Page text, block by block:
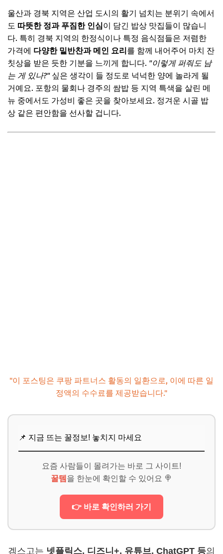
울산과 경북 지역은 산업 도시의 활기 넘치는 분위기 속에서
도 따뜻한 정과 푸짐한 인심이 담긴 밥상 맛집들이 많습니
다. 특히 경북 지역의 한정식이나 특정 음식점들은 저렴한
가격에 다양한 밑반찬과 메인 요리를 함께 내어주어 마치 잔
칫상을 받은 듯한 기분을 느끼게 합니다. "이렇게 퍼줘도 남
는 게 있나?"싶은 생각이 들 정도로 넉넉한 양에 놀라게 될
거예요. 포항의 물회나 경주의 쌈밥 등 지역 특색을 살린 메
뉴 중에서도 가성비 좋은 곳을 찾아보세요. 정겨운 시골 밥
상 같은 편안함을 선사할 겁니다.
"이 포스팅은 쿠팡 파트너스 활동의 일환으로, 이에 따른 일
정액의 수수료를 제공받습니다."
📌 지금 뜨는 꿀정보! 놓치지 마세요
요즘 사람들이 몰려가는 바로 그 사이트!
꿀템 을 한눈에 확인할 수 있어요 🍭
👉 바로 확인하러 가기
겜스고는 넷플릭스, 디즈니+, 유튜브, ChatGPT 등의